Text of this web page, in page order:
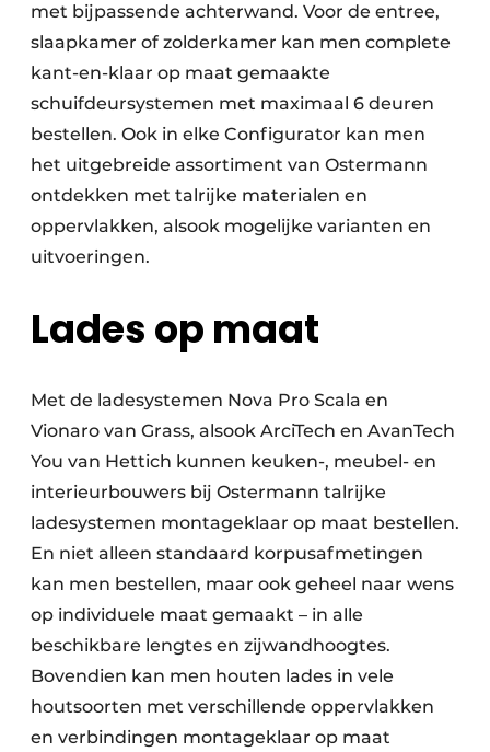
met bijpassende achterwand. Voor de entree,
slaapkamer of zolderkamer kan men complete
kant-en-klaar op maat gemaakte
schuifdeursystemen met maximaal 6 deuren
bestellen. Ook in elke Configurator kan men
het uitgebreide assortiment van Ostermann
ontdekken met talrijke materialen en
oppervlakken, alsook mogelijke varianten en
uitvoeringen.
Lades op maat
Met de ladesystemen Nova Pro Scala en
Vionaro van Grass, alsook ArciTech en AvanTech
You van Hettich kunnen keuken-, meubel- en
interieurbouwers bij Ostermann talrijke
ladesystemen montageklaar op maat bestellen.
En niet alleen standaard korpusafmetingen
kan men bestellen, maar ook geheel naar wens
op individuele maat gemaakt – in alle
beschikbare lengtes en zijwandhoogtes.
Bovendien kan men houten lades in vele
houtsoorten met verschillende oppervlakken
en verbindingen montageklaar op maat